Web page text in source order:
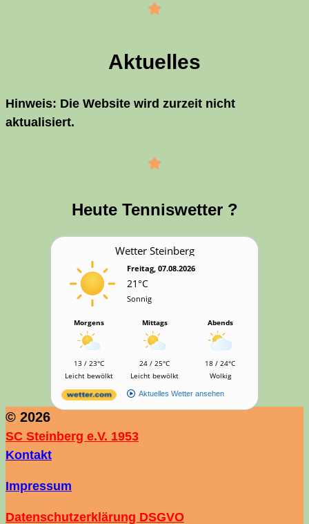
Aktu­el­les
Hin­weis: Die Web­site wird zur­zeit nicht
aktualisiert.
Heu­te Tenniswetter ?
Wet­ter Steinberg
Freitag, 07.08.2026
21°C
Sonnig
Morgens
13 / 23°C
Leicht bewölkt
Mittags
24 / 25°C
Leicht bewölkt
Abends
18 / 24°C
Wolkig
Aktuelles Wetter ansehen
© 2026
SC Steinberg e.V. 1953
Kontakt
Impressum
Datenschutzerklärung DSGVO